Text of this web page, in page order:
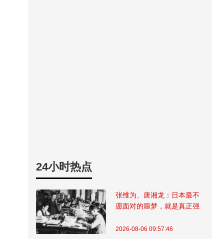
24小时热点
张维为、唐湘龙：日本最不
愿面对的噩梦，就是真正强
2026-08-06 09:57:46